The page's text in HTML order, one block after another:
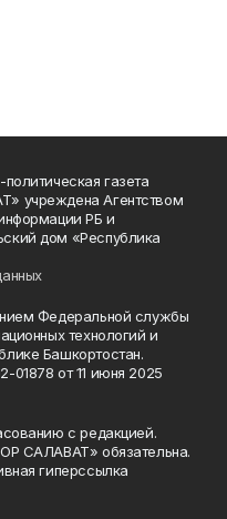
газета
учреждена Агентством
РБ и
дом «Республика
Федеральной службы
технологий и
Башкортостан.
от 11 июня 2025
с редакцией.
САЛАВАТ» обязательна.
гиперссылка